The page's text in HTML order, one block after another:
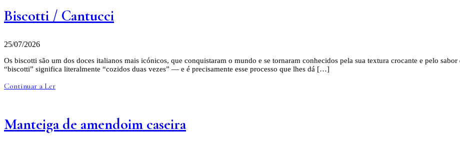
Biscotti / Cantucci
25/07/2026
Os biscotti são um dos doces italianos mais icónicos, que conquistaram o mundo e se tornaram conhecidos pela sua textura crocante e pelo
“biscotti” significa literalmente “cozidos duas vezes” — e é precisamente esse processo que lhes dá […]
Continuar a Ler
Manteiga de amendoim caseira